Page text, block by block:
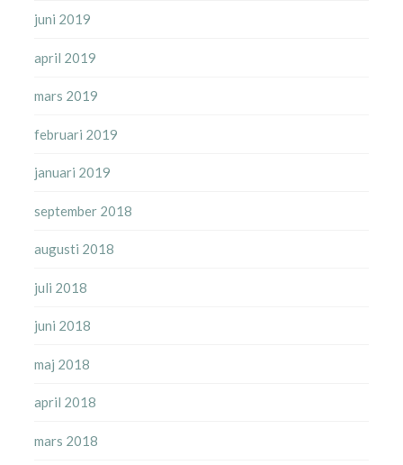
juni 2019
april 2019
mars 2019
februari 2019
januari 2019
september 2018
augusti 2018
juli 2018
juni 2018
maj 2018
april 2018
mars 2018